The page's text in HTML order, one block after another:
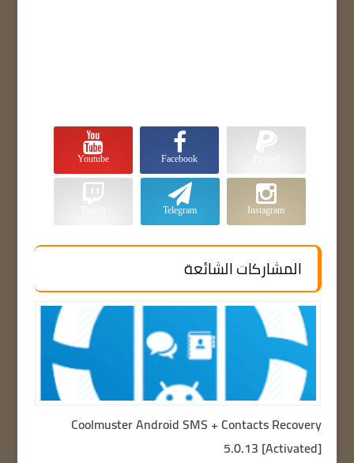
Facebook
Youtube
Instagram
Telegram
المشاركات الشائعة
Coolmuster Android SMS + Contacts Recovery
5.0.13 [Activated]